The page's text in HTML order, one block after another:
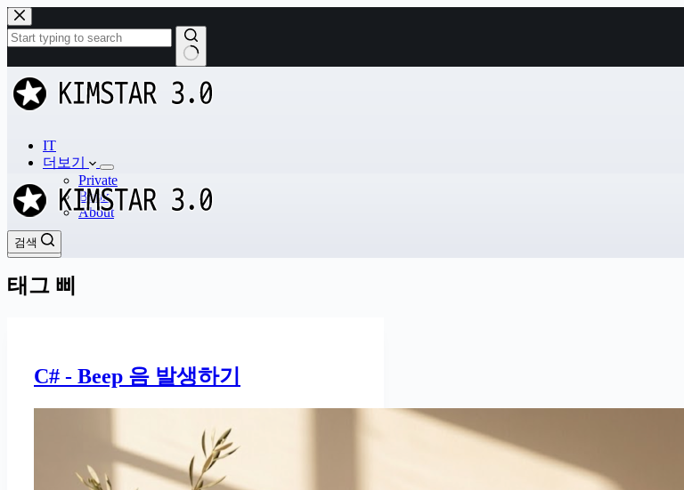
본
문
으
로
건
너
과
없
IT
더보기
Private
Book
About
검색
검색
태그 삐
C# - Beep 음 발생하기